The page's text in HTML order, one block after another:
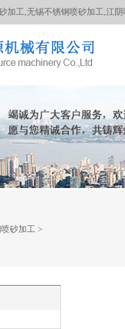
加工,无锡不锈钢喷砂加工,江
砂加工 >